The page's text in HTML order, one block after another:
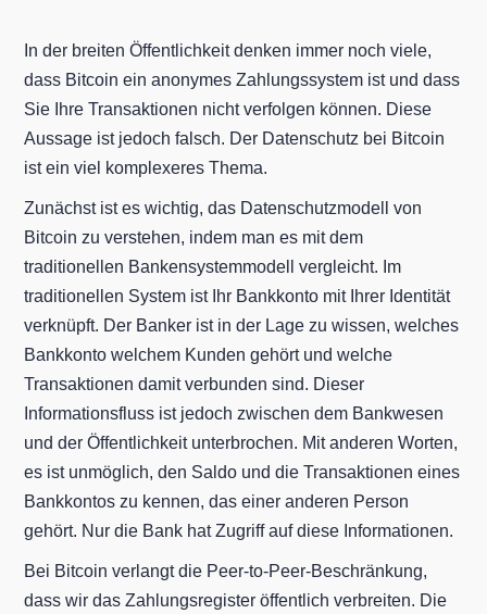
In der breiten Öffentlichkeit denken immer noch viele,
dass Bitcoin ein anonymes Zahlungssystem ist und dass
Sie Ihre Transaktionen nicht verfolgen können. Diese
Aussage ist jedoch falsch. Der Datenschutz bei Bitcoin
ist ein viel komplexeres Thema.
Zunächst ist es wichtig, das Datenschutzmodell von
Bitcoin zu verstehen, indem man es mit dem
traditionellen Bankensystemmodell vergleicht. Im
traditionellen System ist Ihr Bankkonto mit Ihrer Identität
verknüpft. Der Banker ist in der Lage zu wissen, welches
Bankkonto welchem Kunden gehört und welche
Transaktionen damit verbunden sind. Dieser
Informationsfluss ist jedoch zwischen dem Bankwesen
und der Öffentlichkeit unterbrochen. Mit anderen Worten,
es ist unmöglich, den Saldo und die Transaktionen eines
Bankkontos zu kennen, das einer anderen Person
gehört. Nur die Bank hat Zugriff auf diese Informationen.
Bei Bitcoin verlangt die Peer-to-Peer-Beschränkung,
dass wir das Zahlungsregister öffentlich verbreiten. Die